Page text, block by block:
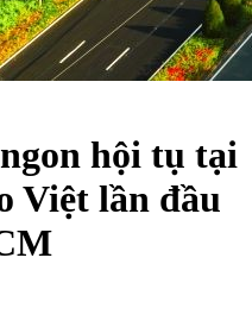
hội tụ tại
Việt lần đầu